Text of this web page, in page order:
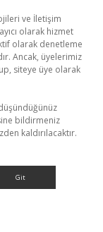
ve İletişim
olarak hizmet
olarak denetleme
Ancak, üyelerimiz
siteye üye olarak
bildirmeniz
kaldırılacaktır.